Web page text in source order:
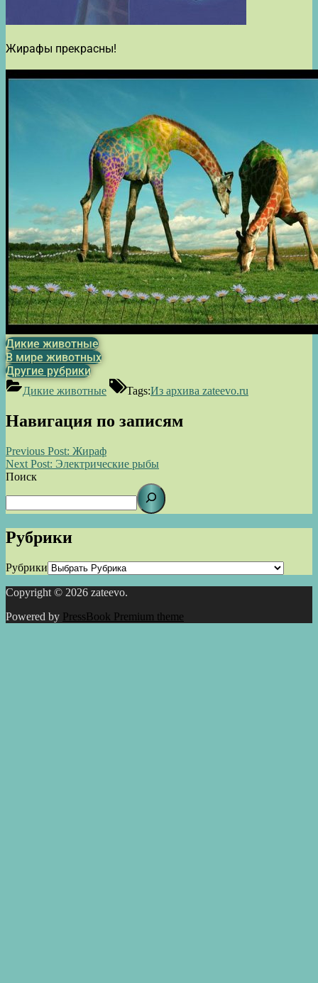
Жирафы прекрасны!
Дикие животные
В мире животных
Другие рубрики
Дикие животные Tags:Из архива zateevo.ru
Навигация по записям
Previous Post: Жираф
Next Post: Электрические рыбы
Поиск
Рубрики
Рубрики
Copyright © 2026 zateevo.
Powered by PressBook Premium theme